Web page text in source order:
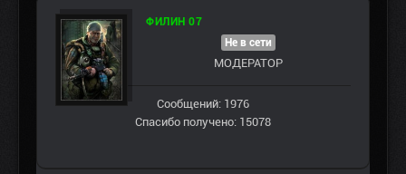
ФИЛИН 07
Не в сети
МОДЕРАТОР
Сообщений: 1976
Спасибо получено: 15078